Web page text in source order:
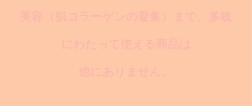
美容（肌コラーゲンの凝集）まで、多岐
にわたって使える商品は
他にありません。